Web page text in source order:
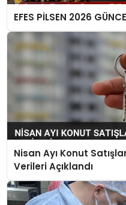
EFES PİLSEN 2026
Nisan Ayı Konut
Verileri Açıklandı